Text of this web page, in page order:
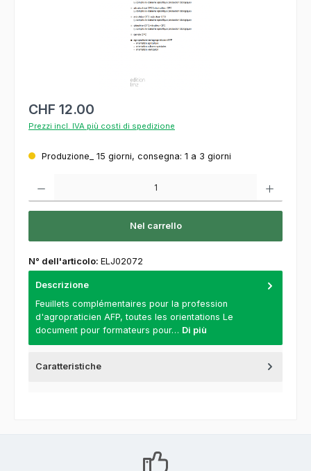
CHF 12.00
Prezzi incl. IVA più costi di spedizione
Produzione_ 15 giorni, consegna: 1 a 3 giorni
Nel carrello
N° dell'articolo: ELJ02072
Descrizione
Feuillets complémentaires pour la profession
d'agropraticien AFP, toutes les orientations Le
document pour formateurs pour… Di più
Caratteristiche